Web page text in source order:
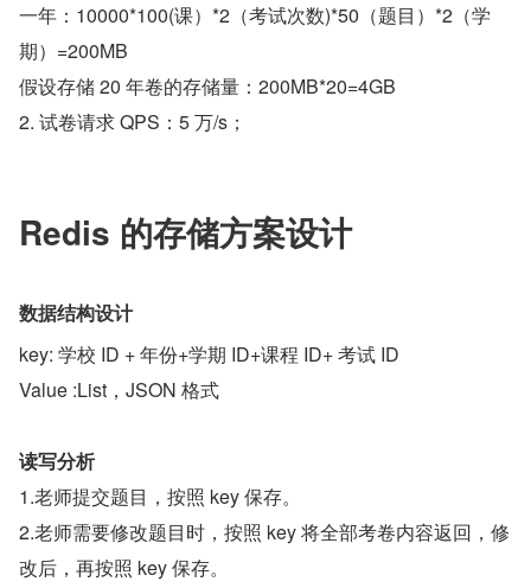
一年：10000*100(课）*2（考试次数)*50（题目）*2（学
期）=200MB
假设存储 20 年卷的存储量：200MB*20=4GB
2. 试卷请求 QPS：5 万/s；
Redis 的存储方案设计
数据结构设计
key: 学校 ID + 年份+学期 ID+课程 ID+ 考试 ID
Value :List，JSON 格式
读写分析
1.老师提交题目，按照 key 保存。
2.老师需要修改题目时，按照 key 将全部考卷内容返回，修
改后，再按照 key 保存。